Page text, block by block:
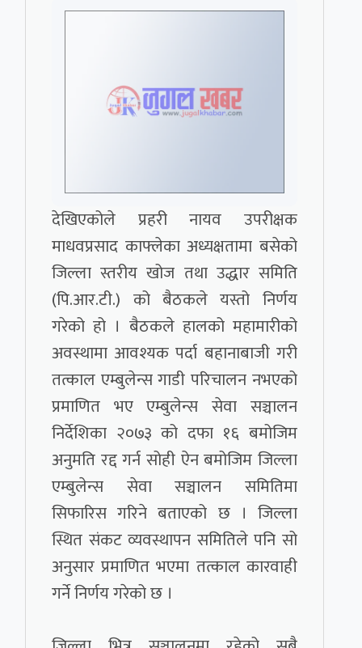
देखिएकोले प्रहरी नायव उपरीक्षक
माधवप्रसाद काफ्लेका अध्यक्षतामा बसेको
जिल्ला स्तरीय खोज तथा उद्धार समिति
(पि.आर.टी.) को बैठकले यस्तो निर्णय
गरेको हो । बैठकले हालको महामारीको
अवस्थामा आवश्यक पर्दा बहानाबाजी गरी
तत्काल एम्बुलेन्स गाडी परिचालन नभएको
प्रमाणित भए एम्बुलेन्स सेवा सञ्चालन
निर्देशिका २०७३ को दफा १६ बमोजिम
अनुमति रद्द गर्न सोही ऐन बमोजिम जिल्ला
एम्बुलेन्स सेवा सञ्चालन समितिमा
सिफारिस गरिने बताएको छ । जिल्ला
स्थित संकट व्यवस्थापन समितिले पनि सो
अनुसार प्रमाणित भएमा तत्काल कारवाही
गर्ने निर्णय गरेको छ ।